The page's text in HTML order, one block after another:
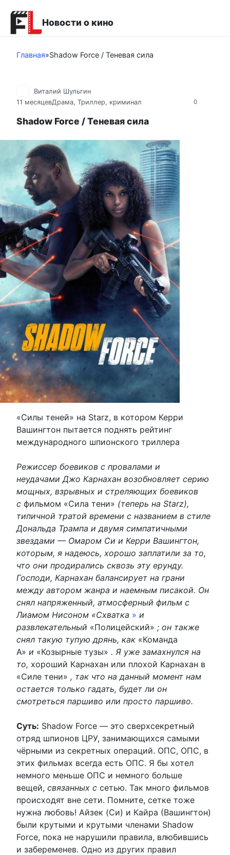
контенту
Новости о кино
Главная»Shadow Force / Теневая сила
0
Виталий Шульгин
11 месяцевДрама, Триллер, криминал
Shadow Force / Теневая сила
«Силы теней» на Starz, в котором Керри
Вашингтон пытается поднять рейтинг
международного шпионского триллера
Режиссер боевиков с провалами и
неудачами Джо Карнахан возобновляет серию
мощных, взрывных и стреляющих боевиков
с фильмом «Сила тени» (теперь на Starz),
типичной тратой времени с названием в стиле
Дональда Трампа и двумя симпатичными
звездами — Омаром Си и Керри Вашингтон,
которым, я надеюсь, хорошо заплатили за то,
что они продирались сквозь эту ерунду.
Господи, Карнахан балансирует на грани
между автором жанра и наемным писакой. Он
снял напряженный, атмосферный фильм с
Лиамом Нисоном «Схватка » и
развлекательный «Полицейский» ; он также
снял такую ​​тупую дрянь, как «Команда
А» и «Козырные тузы» . Я уже замахнулся на
то, хороший Карнахан или плохой Карнахан в
«Силе тени» , так что на данный момент нам
остается только гадать, будет ли он
смотреться паршиво или просто паршиво.
Суть: Shadow Force — это сверхсекретный
отряд шпионов ЦРУ, занимающихся самыми
чёрными из секретных операций. ОПС, ОПС, в
этих фильмах всегда есть ОПС. Я бы хотел
немного меньше ОПС и немного больше
вещей, связанных с сетью. Так много фильмов
происходят вне сети. Помните, сетке тоже
нужна любовь! Айзек (Си) и Кайра (Вашингтон)
были крутыми и крутыми членами Shadow
Force, пока не нарушили правила, влюбившись
и забеременев. Одно из других правил